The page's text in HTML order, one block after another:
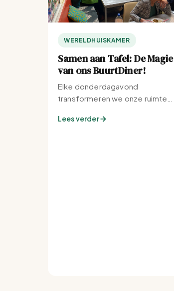
WERELDHUISKAMER
Samen aan Tafel: De Magie
van ons BuurtDiner!
Elke donderdagavond
transformeren we onze ruimte
buurt.
Lees verder